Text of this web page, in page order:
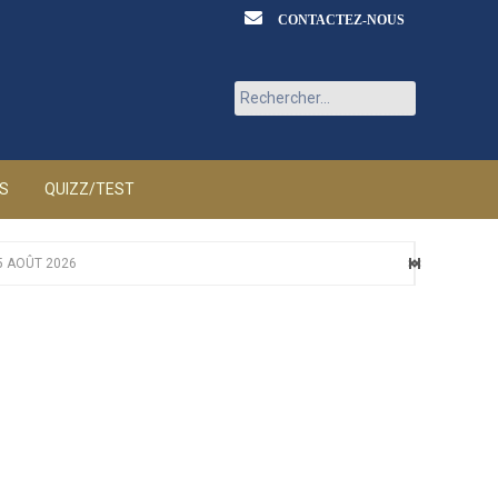
CONTACTEZ-NOUS
Rechercher :
QUIZZ/TEST
AOÛT 2026